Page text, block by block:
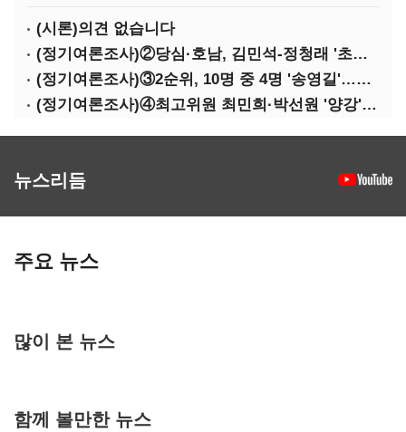
(시론)의견 없습니다
(정기여론조사)②당심·호남, 김민석-정청래 '초접전'
(정기여론조사)③2순위, 10명 중 4명 '송영길'…정청래 '한 자릿수'
(정기여론조사)④최고위원 최민희·박선원 '양강'…서미화·이성윤·임미애 뒤이어
뉴스리듬
주요 뉴스
많이 본 뉴스
함께 볼만한 뉴스